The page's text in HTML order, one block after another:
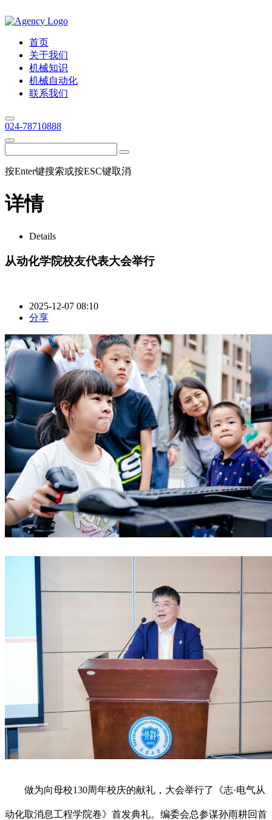
首页
关于我们
机械知识
机械自动化
联系我们
024-78710888
按Enter键搜索或按ESC键取消
详情
Details
从动化学院校友代表大会举行
2025-12-07 08:10
分享
做为向母校130周年校庆的献礼，大会举行了《志·电气从
动化取消息工程学院卷》首发典礼。编委会总参谋孙雨耕回首